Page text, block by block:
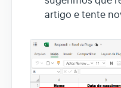
artigo e tente